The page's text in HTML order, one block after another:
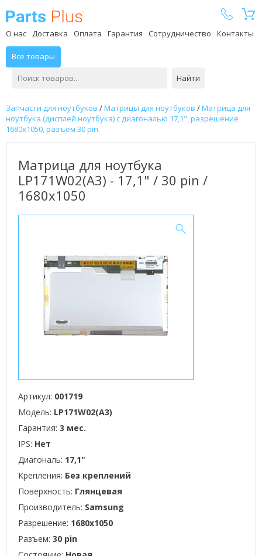
О нас Доставка Оплата Гарантия Сотрудничество Контакты
Все товары
Найти
Запчасти для ноутбуков /Матрицы для ноутбуков /Матрица для
ноутбука (дисплей ноутбука) с диагональю 17,1", разрешение
1680x1050, разъем 30 pin
Матрица для ноутбука
LP171W02(A3) - 17,1" / 30 pin /
1680x1050
Артикул: 001719
Модель: LP171W02(A3)
Гарантия: 3 мес.
IPS: Нет
Диагональ: 17,1"
Крепления: Без креплений
Поверхность: Глянцевая
Производитель: Samsung
Разрешение: 1680x1050
Разъем: 30 pin